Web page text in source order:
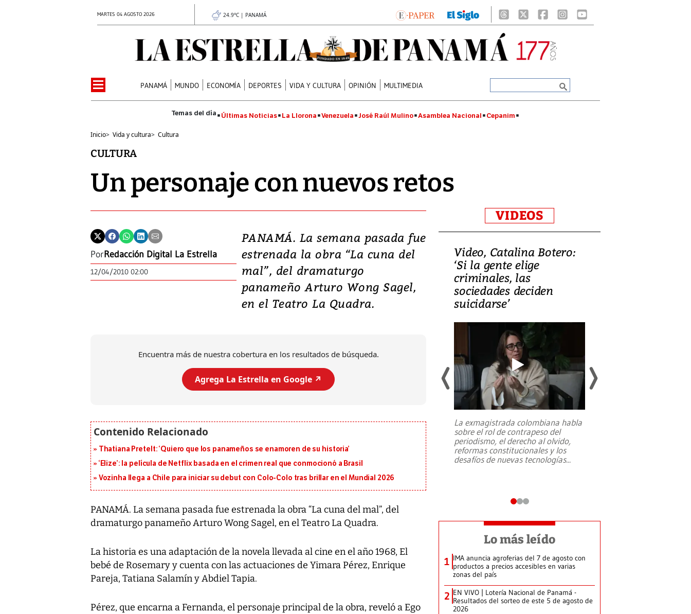
MARTES 04 AGOSTO 2026 24.9°C | PANAMÁ
PANAMÁ MUNDO ECONOMÍA DEPORTES VIDA Y CULTURA OPINIÓN MULTIMEDIA
Últimas Noticias La Llorona Venezuela José Raúl Mulino Asamblea Nacional Cepanim
Inicio> Vida y cultura> Cultura
CULTURA
Un personaje con nuevos retos
PorRedacción Digital La Estrella
12/04/2010 02:00
PANAMÁ. La semana pasada fue
estrenada la obra “La cuna del
mal”, del dramaturgo
panameño Arturo Wong Sagel,
en el Teatro La Quadra.
Encuentra más de nuestra cobertura en los resultados de búsqueda.
Agrega La Estrella en Google ↗️
Thatiana Pretelt: ‘Quiero que los panameños se enamoren de su historia’
‘Elize’: la película de Netflix basada en el crimen real que conmocionó a Brasil
Vozinha llega a Chile para iniciar su debut con Colo-Colo tras brillar en el Mundial 2026
PANAMÁ. La semana pasada fue estrenada la obra “La cuna del mal”, del
dramaturgo panameño Arturo Wong Sagel, en el Teatro La Quadra.
La historia es una adaptación de la novela llevada al cine en el año 1968, El
bebé de Rosemary y cuenta con las actuaciones de Yimara Pérez, Enrique
Pareja, Tatiana Salamín y Abdiel Tapia.
Pérez, que encarna a Fernanda, el personaje principal de la obra, reveló a Ego
VIDEOS
Video, Japón: Terremoto
deja heridos y graves
daños en Kumamoto
al sur de Japón, provocando una
Video, Catalina Botero:
‘Si la gente elige
criminales, las
sociedades deciden
suicidarse’
La exmagistrada colombiana habla
sobre el rol de contrapeso del
periodismo, el derecho al olvido,
reformas constitucionales y los
desafíos de nuevas tecnologías...
Lo más leído
1 IMA anuncia agroferias del 7 de agosto con
productos a precios accesibles en varias
zonas del país
2 EN VIVO | Lotería Nacional de Panamá -
Resultados del sorteo de este 5 de agosto de
2026